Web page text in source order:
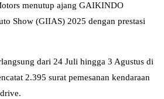
menutup ajang GAIKINDO
Show (GIIAS) 2025 dengan prestasi
dari 24 Juli hingga 3 Agustus di
2.395 surat pemesanan kendaraan